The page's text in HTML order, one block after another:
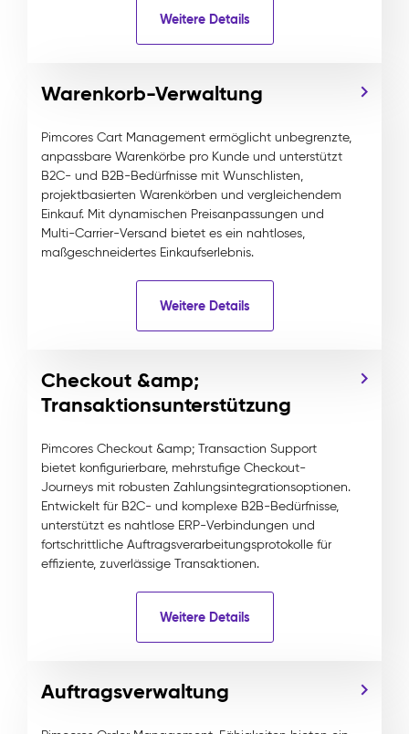
Weitere Details
Warenkorb-Verwaltung
Pimcores Cart Management ermöglicht unbegrenzte,
anpassbare Warenkörbe pro Kunde und unterstützt
B2C- und B2B-Bedürfnisse mit Wunschlisten,
projektbasierten Warenkörben und vergleichendem
Einkauf. Mit dynamischen Preisanpassungen und
Multi-Carrier-Versand bietet es ein nahtloses,
maßgeschneidertes Einkaufserlebnis.
Weitere Details
Checkout &amp;
Transaktionsunterstützung
Pimcores Checkout &amp; Transaction Support
bietet konfigurierbare, mehrstufige Checkout-
Journeys mit robusten Zahlungsintegrationsoptionen.
Entwickelt für B2C- und komplexe B2B-Bedürfnisse,
unterstützt es nahtlose ERP-Verbindungen und
fortschrittliche Auftragsverarbeitungsprotokolle für
effiziente, zuverlässige Transaktionen.
Weitere Details
Auftragsverwaltung